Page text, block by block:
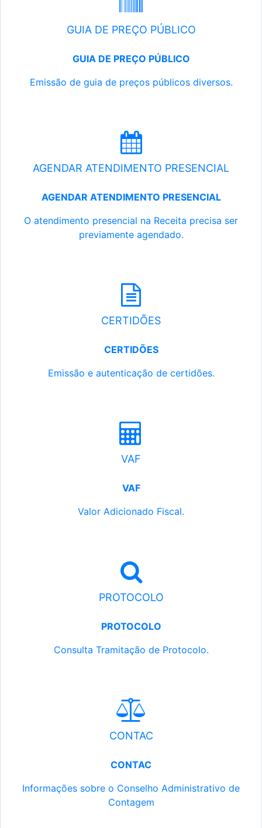
GUIA DE PREÇO PÚBLICO
GUIA DE PREÇO PÚBLICO
Emissão de guia de preços públicos diversos.
AGENDAR ATENDIMENTO PRESENCIAL
AGENDAR ATENDIMENTO PRESENCIAL
O atendimento presencial na Receita precisa ser
previamente agendado.
CERTIDÕES
CERTIDÕES
Emissão e autenticação de certidões.
VAF
VAF
Valor Adicionado Fiscal.
PROTOCOLO
PROTOCOLO
Consulta Tramitação de Protocolo.
CONTAC
CONTAC
Informações sobre o Conselho Administrativo de
Contagem